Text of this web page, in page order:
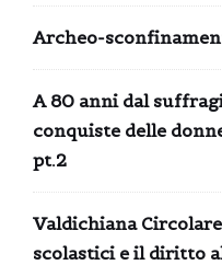
Archeo-
A 80 anni dal
conquiste delle
pt.2
Valdichiana
scolastici e il diritto